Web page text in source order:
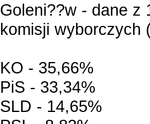
Goleni??w - dane z
komisji wyborczych
KO - 35,66%
PiS - 33,34%
SLD - 14,65%